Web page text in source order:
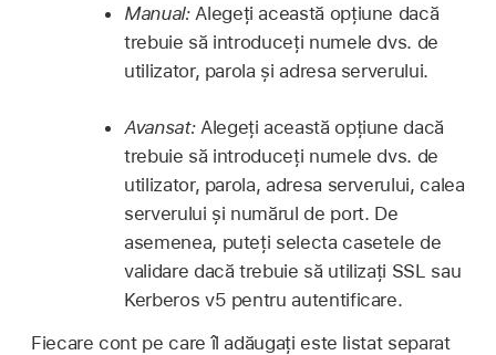
Manual:Alegeți această opțiune dacă
trebuie să introduceți numele dvs. de
utilizator, parola și adresa serverului.
Avansat:Alegeți această opțiune dacă
trebuie să introduceți numele dvs. de
utilizator, parola, adresa serverului, calea
serverului și numărul de port. De
asemenea, puteți selecta casetele de
validare dacă trebuie să utilizați SSL sau
Kerberos v5 pentru autentificare.
Fiecare cont pe care îl adăugați este listat separat